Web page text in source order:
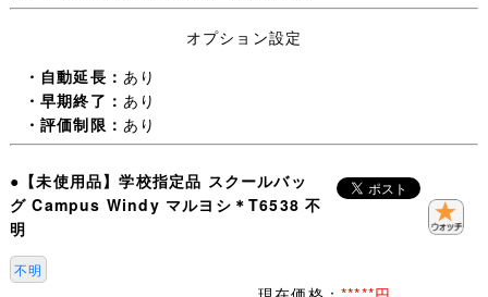
・未連絡のままだと【 落札者都合によるキャンセル 】に
ナビより(同梱包予定がある旨)連絡ください。
・なるべく毎日発送するよう心がけますが、買取に出るこ
・発送日は基本 月・木曜日(入金確認当日午前中〆切)の週
２回です。
・土日祭日はお取引全般お休みさせていただきます。
・この品はクリックポスト発送 サイズ規定外です。
オプション設定
・自動延長： あり
・早期終了： あり
・評価制限： あり
●【未使用品】学校指定品 スクールバッ
グ Campus Windy マルヨシ＊T6538 不
明
不明